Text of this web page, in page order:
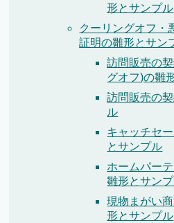
形とサンプル
クーリングオフ・
証明の雛形とサン
訪問販売の
グオフ)の雛
訪問販売の
ル
キャッチセ
とサンプル
ホームパー
雛形とサン
現物まがい
形とサンプル